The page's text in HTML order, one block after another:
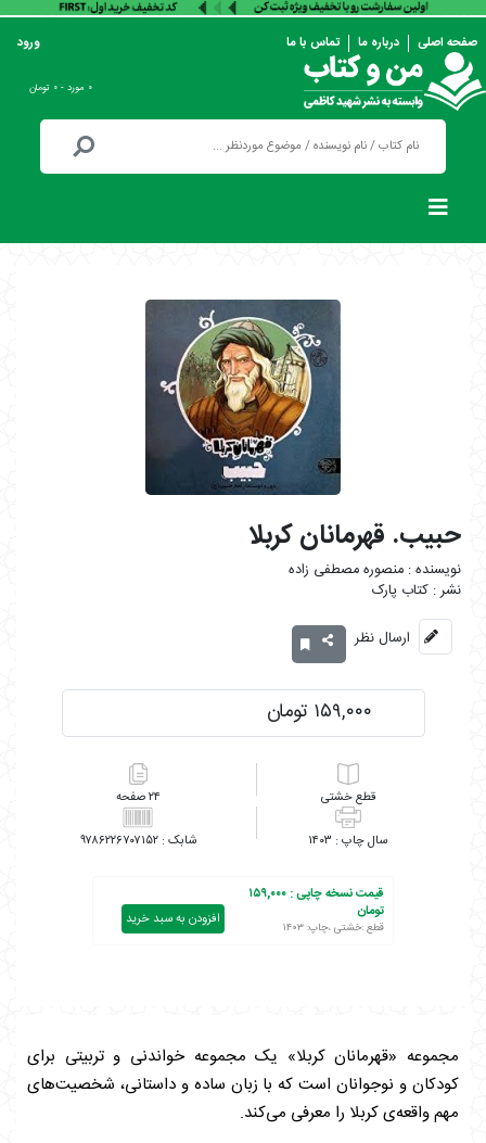
صفحه اصلی درباره ما تماس با ما ورود
۰ مورد - ۰ تومان
حبیب. قهرمانان کربلا
منصوره مصطفی زاده
کتاب پارک
ارسال نظر
۱۵۹,۰۰۰ تومان
خشتی ۲۴
۱۴۰۳ ۹۷۸۶۲۲۶۷۰۷۱۵۲
قیمت نسخه چاپی :۱۵۹,۰۰۰
تومان
قطع :خشتی ،چاپ: ۱۴۰۳ افزودن به سبد خرید
مجموعه «قهرمانان کربلا» یک مجموعه خواندنی و تربیتی برای
کودکان و نوجوانان است که با زبان ساده و داستانی، شخصیت‌های
مهم واقعه‌ی کربلا را معرفی می‌کند.